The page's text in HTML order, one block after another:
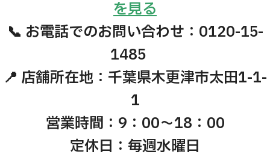
を見る
📞 お電話でのお問い合わせ：0120-15-
1485
📍 店舗所在地：千葉県木更津市太田1-1-
1
営業時間：9：00～18：00
定休日：毎週水曜日